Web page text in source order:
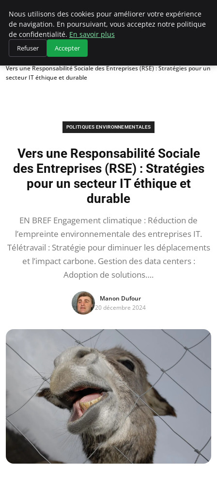
Climategatecountryclub.com
Accueil
Politiques environnementales
Vers une Responsabilité Sociale des Entreprises (RSE) : Stratégies pour un
secteur IT éthique et durable
POLITIQUES ENVIRONNEMENTALES
Vers une Responsabilité Sociale
des Entreprises (RSE) : Stratégies
pour un secteur IT éthique et
durable
EN BREF Engagement climatique : Réduction de
l’empreinte environnementale des entreprises IT.
Télétravail : Stratégie pour diminuer les déplacements
et l’impact carbone. Gestion des data centers :
Adoption de solutions….
Manon Dufour
20 décembre 2024
Nous utilisons des cookies pour améliorer votre expérience
de navigation. En poursuivant, vous acceptez notre politique
de confidentialité. En savoir plus
Refuser Accepter